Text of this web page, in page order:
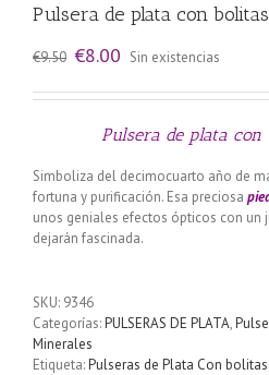
Pulsera de plata con
€9.50 El
original
€9.50.
€8.00 El
actual
€8.00.
Sin existencias
Pulsera de plata con
Simboliza del decimocuarto año de
fortuna y purificación. Esa preciosa
unos geniales efectos ópticos con un
dejarán fascinada.
SKU: 9346
Categorías:PULSERAS DE PLATA,
Minerales
Etiqueta:Pulseras de Plata Con